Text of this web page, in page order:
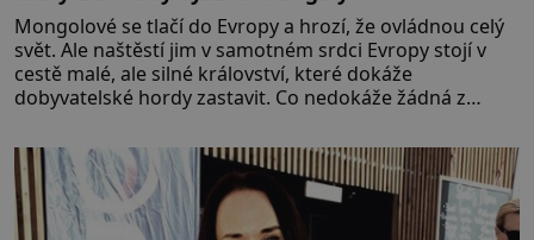
Mongolové se tlačí do Evropy a hrozí, že ovládnou celý
svět. Ale naštěstí jim v samotném srdci Evropy stojí v
cestě malé, ale silné království, které dokáže
dobyvatelské hordy zastavit. Co nedokáže žádná z
král. Nebo že by ne? Mongolové od roku 1223 postupují
podél Kaspického a Azovského moře,